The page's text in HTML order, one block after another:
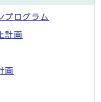
プログラム
計画
画